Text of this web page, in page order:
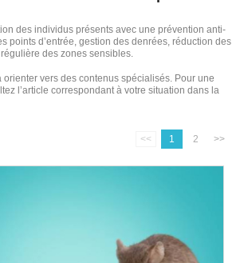
des individus présents avec une prévention anti-
points d’entrée, gestion des denrées, réduction des
des zones sensibles.
orienter vers des contenus spécialisés. Pour une
l’article correspondant à votre situation dans la
<< 1 2 >>